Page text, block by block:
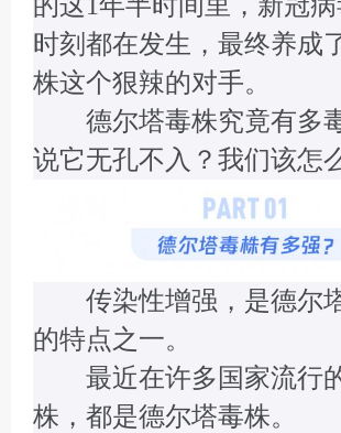
时刻都在发生，最终养成
株这个狠辣的对手。
德尔塔毒株究竟有多
说它无孔不入？我们该怎
传染性增强，是德尔
的特点之一。
最近在许多国家流行
株，都是德尔塔毒株。